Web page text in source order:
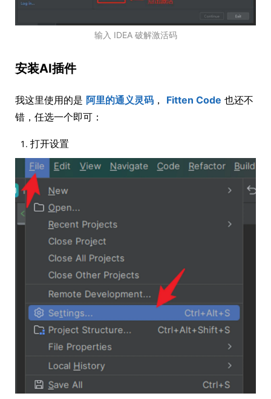
输入 IDEA 破解激活码
安装AI插件
我这里使用的是 阿里的通义灵码 ， Fitten Code 也还不
错，任选一个即可：
打开设置